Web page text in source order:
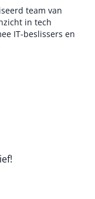
team van
in tech
IT-beslissers en